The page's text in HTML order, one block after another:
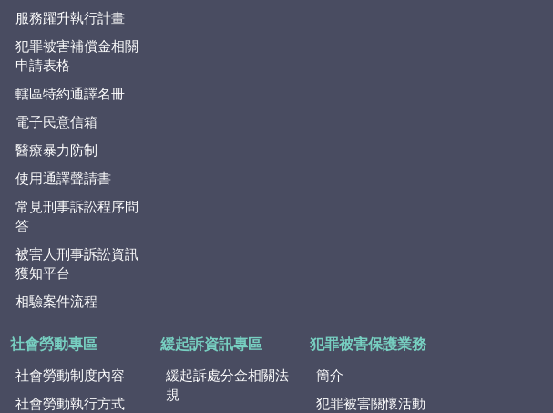
服務躍升執行計畫
犯罪被害補償金相關
申請表格
轄區特約通譯名冊
電子民意信箱
醫療暴力防制
使用通譯聲請書
常見刑事訴訟程序問
答
被害人刑事訴訟資訊
獲知平台
相驗案件流程
社會勞動專區
社會勞動制度內容
社會勞動執行方式
緩起訴資訊專區
緩起訴處分金相關法
規
犯罪被害保護業務
簡介
犯罪被害關懷活動